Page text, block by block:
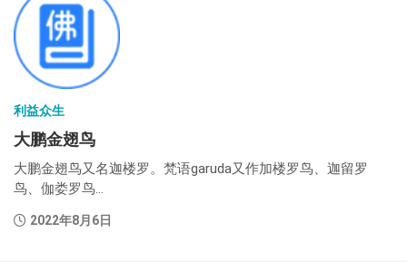
利益众生
大鹏金翅鸟
大鹏金翅鸟又名迦楼罗。梵语garuda又作加楼罗鸟、迦留罗
鸟、伽娄罗鸟...
2022年8月6日